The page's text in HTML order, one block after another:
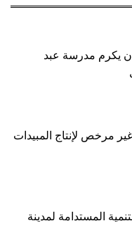
يكرم مدرسة عبد
مرخص لإنتاج المبيدات
المستدامة لمدينة